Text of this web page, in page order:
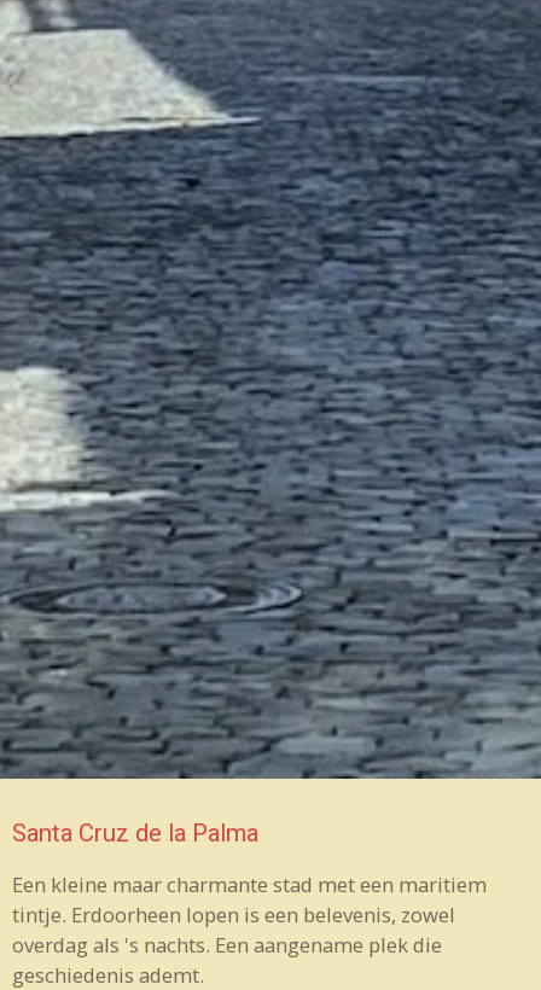
Santa Cruz de la Palma
Een kleine maar charmante stad met een maritiem
tintje. Erdoorheen lopen is een belevenis, zowel
overdag als 's nachts. Een aangename plek die
geschiedenis ademt.